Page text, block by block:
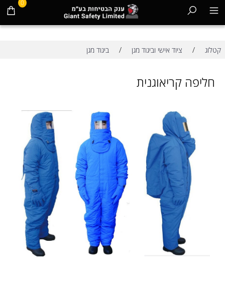
0
קטלוג / ציוד אישי וביגוד מגן / ביגוד מגן
חליפה קריאוגנית